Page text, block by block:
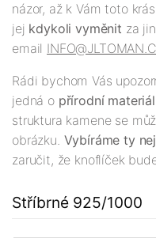
názor, až k Vám toto
jej kdykoli vyměnit za
email
Rádi bychom Vás
jedná o přírodní materiál
struktura kamene se
obrázku. Vybíráme ty
zaručit, že knoflíček
Stříbrné 925/1000